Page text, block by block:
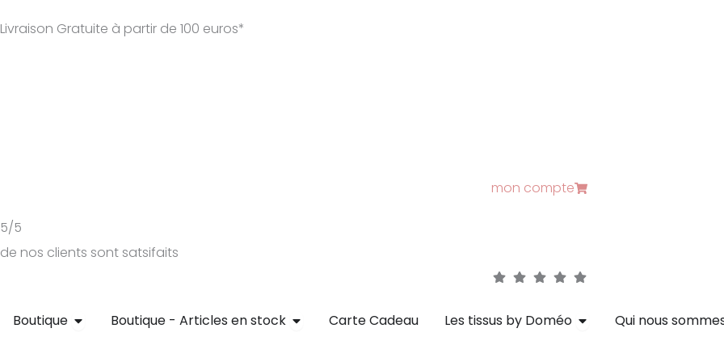
au
Livraison Gratuite à partir de 100 euros*
mon compte
5/5
de nos clients sont satsifaits
Boutique Ouvrir Boutique
Boutique - Articles en stock Ouvrir Boutique - Articles en stock
Carte Cadeau Les tissus by Doméo Ouvrir Les tissus by
Qui nous